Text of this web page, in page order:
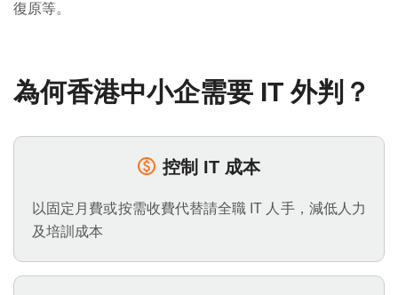
復原等。
為何香港中小企需要 IT 外判？
控制 IT 成本
以固定月費或按需收費代替請全職 IT 人手，減低人力
及培訓成本